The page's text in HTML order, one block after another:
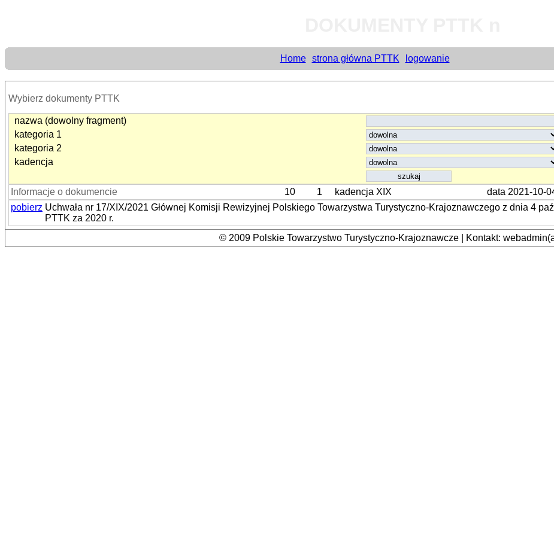
Home strona główna PTTK logowanie
Wybierz dokumenty PTTK
nazwa (dowolny fragment)
kategoria 1
kategoria 2
kadencja
Informacje o dokumencie 10 1 kadencja XIX data 2021-10-
pobierz Uchwała nr 17/XIX/2021 Głównej Komisji Rewizyjnej Polskiego Towarzystwa Turystyczno-Krajoznawczego z dnia 4
PTTK za 2020 r.
© 2009 Polskie Towarzystwo Turystyczno-Krajoznawcze | Kontakt: